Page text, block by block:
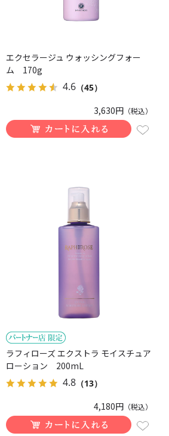
エクセラージュ ウォッシングフォー
ム 170g
4.6 （45）
3,630円 （税込）
ラフィローズ エクストラ モイスチュア
ローション 200mL
4.8 （13）
4,180円 （税込）